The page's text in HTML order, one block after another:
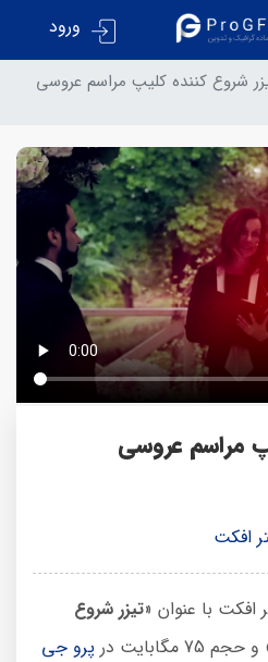
ورود
شروع کننده کلیپ مراسم عروسی
مراسم عروسی
افکت
افکت با عنوان «تیزر شروع
حجم 75 مگابایت در
پرو جی